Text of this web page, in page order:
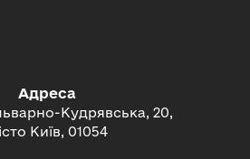
Адреса
Кудрявська, 20,
Київ, 01054